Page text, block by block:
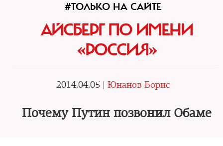
#ТОЛЬКО НА САЙТЕ
АЙСБЕРГ ПО ИМЕНИ
«РОССИЯ»
2014.04.05 | Юнанов Борис
Почему Путин позвонил Обаме